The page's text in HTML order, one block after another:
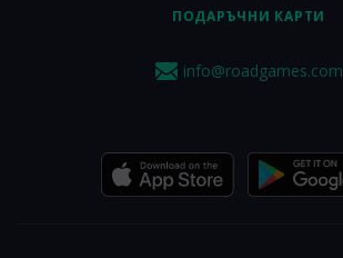
ПОДАРЪЧНИ КАРТИ
info@roadgames.com